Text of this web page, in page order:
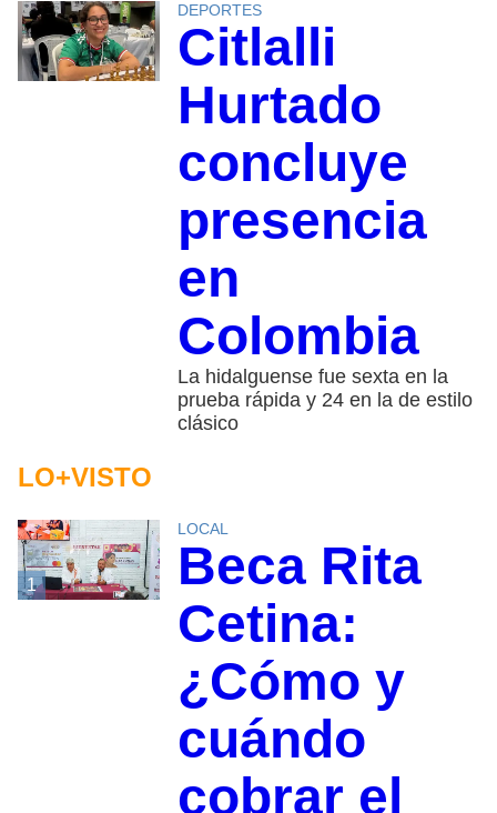
DEPORTES
Citlalli
Hurtado
concluye
presencia
en
Colombia
La hidalguense fue sexta en la
prueba rápida y 24 en la de estilo
clásico
LO+VISTO
1
LOCAL
Beca Rita
Cetina:
¿Cómo y
cuándo
cobrar el